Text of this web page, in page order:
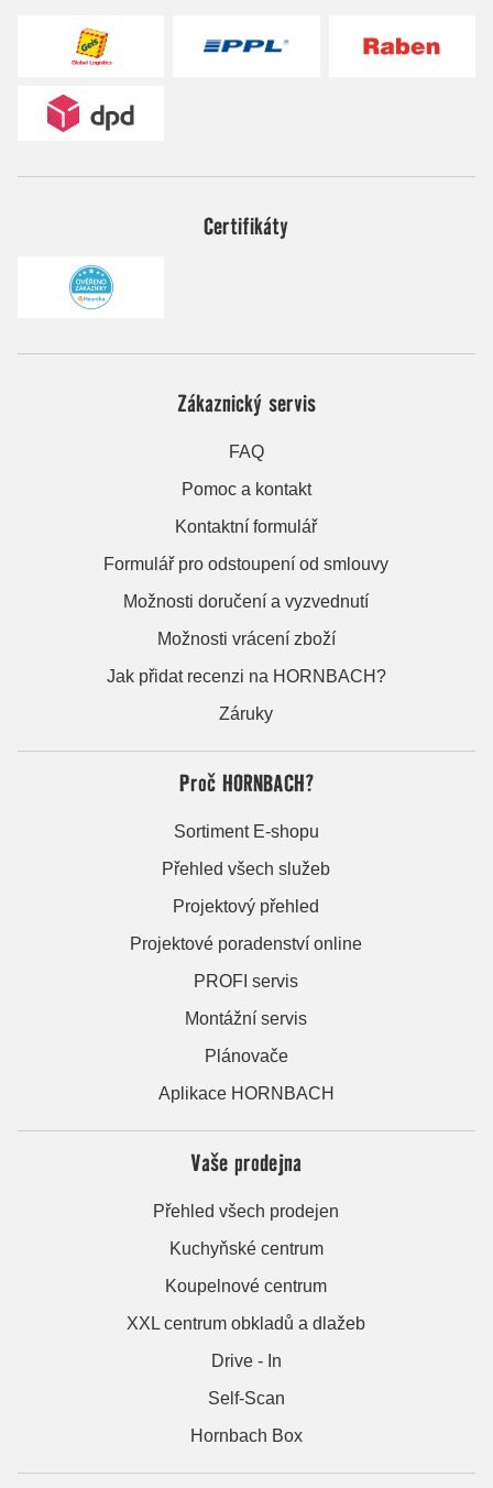
Certifikáty
Zákaznický servis
FAQ
Pomoc a kontakt
Kontaktní formulář
Formulář pro odstoupení od smlouvy
Možnosti doručení a vyzvednutí
Možnosti vrácení zboží
Jak přidat recenzi na HORNBACH?
Záruky
Proč HORNBACH?
Sortiment E-shopu
Přehled všech služeb
Projektový přehled
Projektové poradenství online
PROFI servis
Montážní servis
Plánovače
Aplikace HORNBACH
Vaše prodejna
Přehled všech prodejen
Kuchyňské centrum
Koupelnové centrum
XXL centrum obkladů a dlažeb
Drive - In
Self-Scan
Hornbach Box